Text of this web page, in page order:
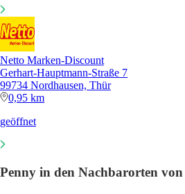
Netto Marken-Discount
Gerhart-Hauptmann-Straße 7
99734 Nordhausen, Thür
0,95 km
geöffnet
Penny in den Nachbarorten